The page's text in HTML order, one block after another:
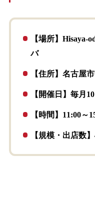
【場所】Hisaya-
バ
【住所】名古屋
【開催日】毎月10
【時間】11:00～
【規模・出店数